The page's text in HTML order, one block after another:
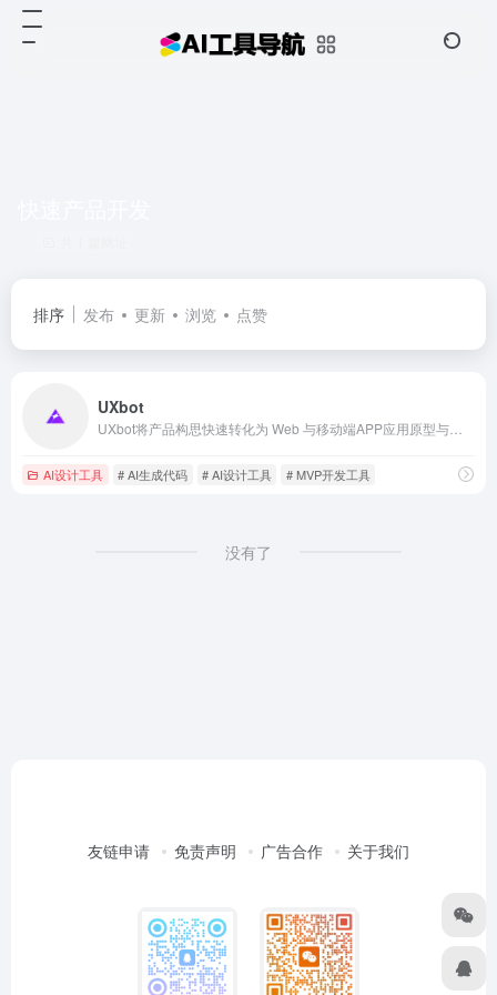
排序 发布 更新 浏览 点赞
UXbot
AI设计工具 # AI生成代码 # AI设计工具 # MVP开发工具
没有了
友链申请 免责声明 广告合作 关于我们